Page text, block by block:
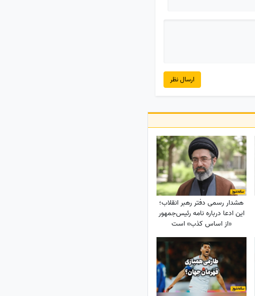
ارسال نظر
هشدار رسمی دفتر رهبر انقلاب؛
این ادعا درباره نامه رئیس‌جمهور
«از اساس کذب» است